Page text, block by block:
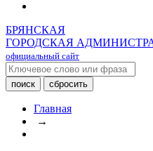
БРЯНСКАЯ
ГОРОДСКАЯ
официальный сайт
Главная
→